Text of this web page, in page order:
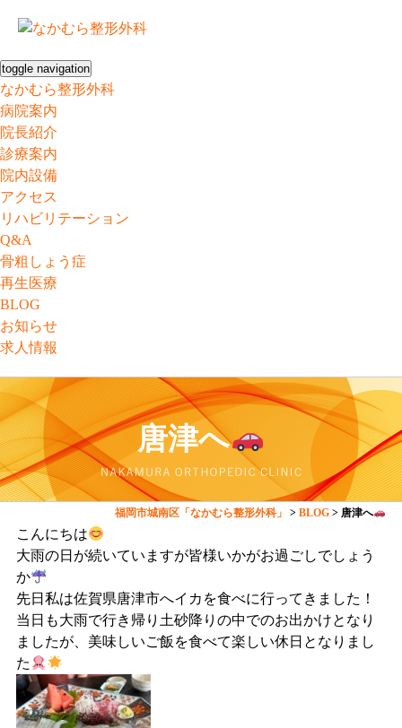
toggle navigation
なかむら整形外科
病院案内
院長紹介
診療案内
院内設備
アクセス
リハビリテーション
Q&A
骨粗しょう症
再生医療
BLOG
お知らせ
求人情報
唐津へ
福岡市城南区「なかむら整形外科」 >BLOG > 唐津へ
こんにちは
大雨の日が続いていますが皆様いかがお過ごしでしょう
か
先日私は佐賀県唐津市へイカを食べに行ってきました！
当日も大雨で行き帰り土砂降りの中でのお出かけとなり
ましたが、美味しいご飯を食べて楽しい休日となりまし
た